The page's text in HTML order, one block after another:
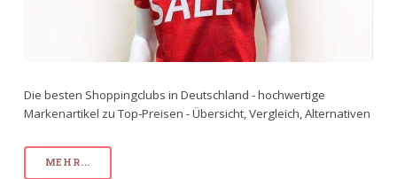
Die besten Shoppingclubs in Deutschland - hochwertige
Markenartikel zu Top-Preisen - Übersicht, Vergleich, Alternativen
MEHR...